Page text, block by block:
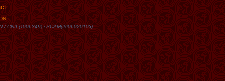
/ CNIL(1006349) / SCAM(2006020105)